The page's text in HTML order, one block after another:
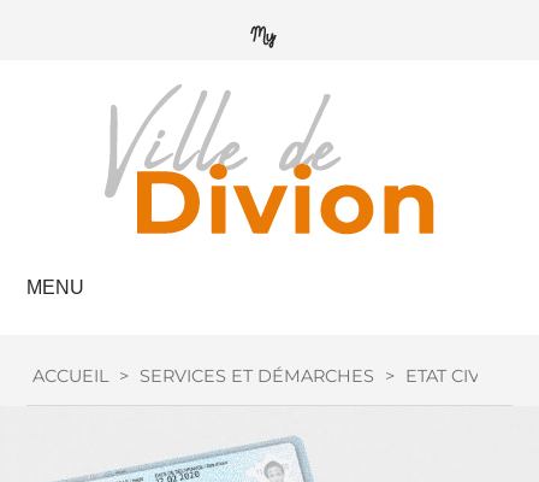
MENU
ACCUEIL > SERVICES ET DÉMARCHES > ETAT CIVIL